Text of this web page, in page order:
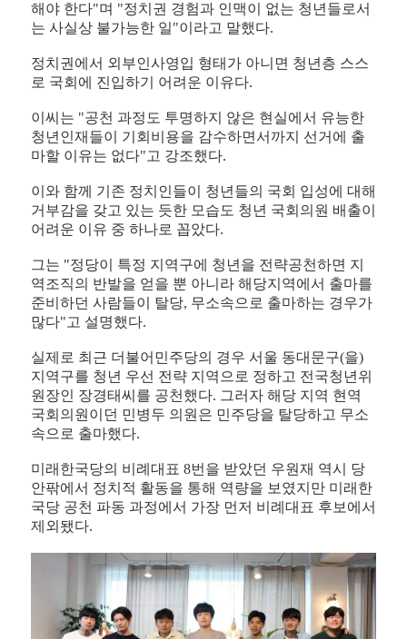
해야 한다"며 "정치권 경험과 인맥이 없는 청년들로서
는 사실상 불가능한 일"이라고 말했다.
정치권에서 외부인사영입 형태가 아니면 청년층 스스
로 국회에 진입하기 어려운 이유다.
이씨는 "공천 과정도 투명하지 않은 현실에서 유능한
청년인재들이 기회비용을 감수하면서까지 선거에 출
마할 이유는 없다"고 강조했다.
이와 함께 기존 정치인들이 청년들의 국회 입성에 대해
거부감을 갖고 있는 듯한 모습도 청년 국회의원 배출이
어려운 이유 중 하나로 꼽았다.
그는 "정당이 특정 지역구에 청년을 전략공천하면 지
역조직의 반발을 얻을 뿐 아니라 해당지역에서 출마를
준비하던 사람들이 탈당, 무소속으로 출마하는 경우가
많다"고 설명했다.
실제로 최근 더불어민주당의 경우 서울 동대문구(을)
지역구를 청년 우선 전략 지역으로 정하고 전국청년위
원장인 장경태씨를 공천했다. 그러자 해당 지역 현역
국회의원이던 민병두 의원은 민주당을 탈당하고 무소
속으로 출마했다.
미래한국당의 비례대표 8번을 받았던 우원재 역시 당
안팎에서 정치적 활동을 통해 역량을 보였지만 미래한
국당 공천 파동 과정에서 가장 먼저 비례대표 후보에서
제외됐다.